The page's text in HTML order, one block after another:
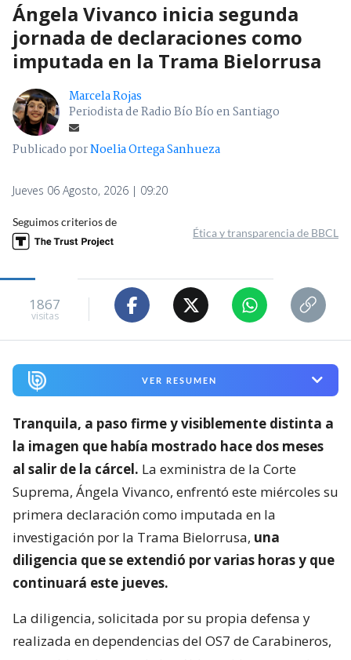
Ángela Vivanco inicia segunda
jornada de declaraciones como
imputada en la Trama Bielorrusa
Marcela Rojas
Periodista de Radio Bío Bío en Santiago
Publicado porNoelia Ortega Sanhueza
Jueves 06 Agosto, 2026 | 09:20
Seguimos criterios de
Ética y transparencia de BBCL
1867
visitas
VER RESUMEN
Tranquila, a paso firme y visiblemente distinta a
la imagen que había mostrado hace dos meses
al salir de la cárcel. La exministra de la Corte
Suprema, Ángela Vivanco, enfrentó este miércoles su
primera declaración como imputada en la
investigación por la Trama Bielorrusa, una
diligencia que se extendió por varias horas y que
continuará este jueves.
La diligencia, solicitada por su propia defensa y
realizada en dependencias del OS7 de Carabineros,